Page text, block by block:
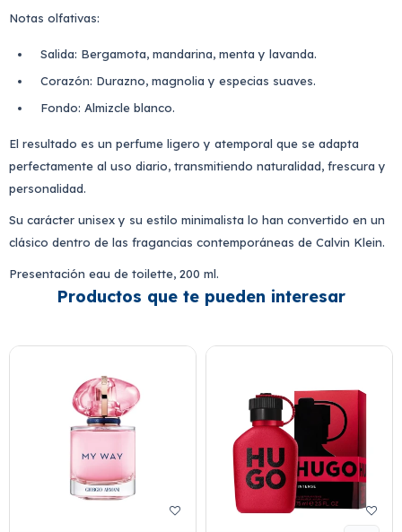
Notas olfativas:
Salida: Bergamota, mandarina, menta y lavanda.
Corazón: Durazno, magnolia y especias suaves.
Fondo: Almizcle blanco.
El resultado es un perfume ligero y atemporal que se adapta
perfectamente al uso diario, transmitiendo naturalidad, frescura y
personalidad.
Su carácter unisex y su estilo minimalista lo han convertido en un
clásico dentro de las fragancias contemporáneas de Calvin Klein.
Presentación eau de toilette, 200 ml.
Productos que te pueden interesar